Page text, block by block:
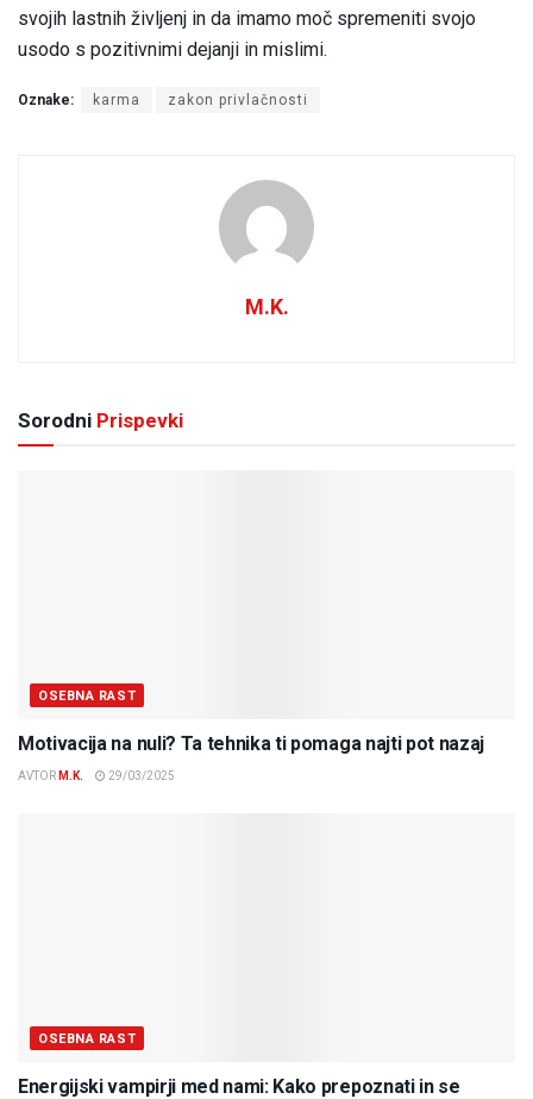
svojih lastnih življenj in da imamo moč spremeniti svojo
usodo s pozitivnimi dejanji in mislimi.
Oznake: karma zakon privlačnosti
M.K.
Sorodni Prispevki
OSEBNA RAST
Motivacija na nuli? Ta tehnika ti pomaga najti pot nazaj
AVTOR M.K. 29/03/2025
OSEBNA RAST
Energijski vampirji med nami: Kako prepoznati in se